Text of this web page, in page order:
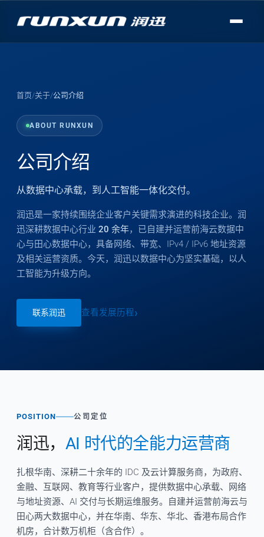
首页/关于/公司介绍
ABOUT RUNXUN
公司介绍
从数据中心承载，到人工智能一体化交付。
润迅是一家持续围绕企业客户关键需求演进的科技企业。润
迅深耕数据中心行业 20 余年，已自建并运营前海云数据中
心与田心数据中心，具备网络、带宽、IPv4 / IPv6 地址资源
及相关运营资质。今天，润迅以数据中心为坚实基础，以人
工智能为升级方向。
联系润迅 查看发展历程
POSITION 公司定位
润迅， AI 时代的全能力运营商
扎根华南、深耕二十余年的 IDC 及云计算服务商，为政府、
金融、互联网、教育等行业客户，提供数据中心承载、网络
与地址资源、AI 交付与长期运维服务。自建并运营前海云与
田心两大数据中心，并在华南、华东、华北、香港布局合作
机房，合计数万机柜（含合作）。